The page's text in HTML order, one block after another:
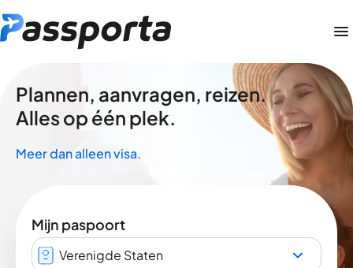
Plannen, aanvragen, reizen.
Alles op één plek.
Meer dan alleen visa.
Mijn paspoort
Verenigde Staten